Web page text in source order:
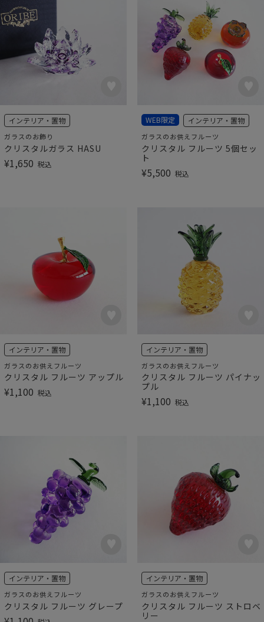
インテリア・置物
ガラスのお飾り
クリスタルガラス HASU
¥1,650 税込
WEB限定 インテリア・置物
ガラスのお供えフルーツ
クリスタル フルーツ 5個セッ
ト
¥5,500 税込
インテリア・置物
ガラスのお供えフルーツ
クリスタル フルーツ アップル
¥1,100 税込
インテリア・置物
ガラスのお供えフルーツ
クリスタル フルーツ パイナッ
プル
¥1,100 税込
インテリア・置物
ガラスのお供えフルーツ
クリスタル フルーツ グレープ
インテリア・置物
ガラスのお供えフルーツ
クリスタル フルーツ ストロベ
リー